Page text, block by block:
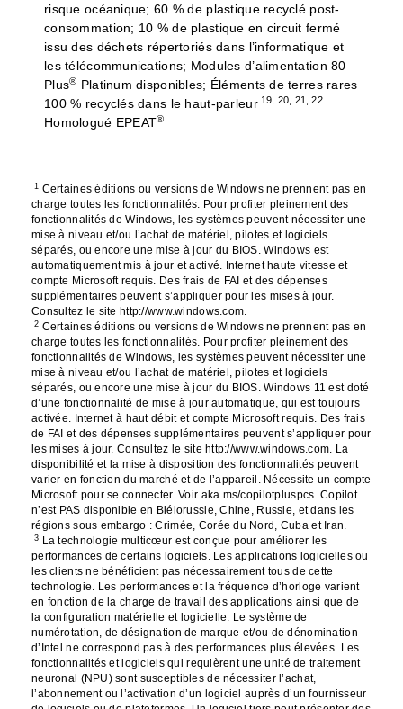
risque océanique; 60 % de plastique recyclé post-
consommation; 10 % de plastique en circuit fermé
issu des déchets répertoriés dans l’informatique et
les télécommunications; Modules d’alimentation 80
Plus® Platinum disponibles; Éléments de terres rares
100 % recyclés dans le haut-parleur 19 20 21 22
Homologué EPEAT®
1 Certaines éditions ou versions de Windows ne prennent pas en
charge toutes les fonctionnalités. Pour profiter pleinement des
fonctionnalités de Windows, les systèmes peuvent nécessiter une
mise à niveau et/ou l’achat de matériel, pilotes et logiciels
séparés, ou encore une mise à jour du BIOS. Windows est
automatiquement mis à jour et activé. Internet haute vitesse et
compte Microsoft requis. Des frais de FAI et des dépenses
supplémentaires peuvent s’appliquer pour les mises à jour.
Consultez le site http://www.windows.com.
2 Certaines éditions ou versions de Windows ne prennent pas en
charge toutes les fonctionnalités. Pour profiter pleinement des
fonctionnalités de Windows, les systèmes peuvent nécessiter une
mise à niveau et/ou l’achat de matériel, pilotes et logiciels
séparés, ou encore une mise à jour du BIOS. Windows 11 est doté
d’une fonctionnalité de mise à jour automatique, qui est toujours
activée. Internet à haut débit et compte Microsoft requis. Des frais
de FAI et des dépenses supplémentaires peuvent s’appliquer pour
les mises à jour. Consultez le site http://www.windows.com. La
disponibilité et la mise à disposition des fonctionnalités peuvent
varier en fonction du marché et de l’appareil. Nécessite un compte
Microsoft pour se connecter. Voir aka.ms/copilotpluspcs. Copilot
n’est PAS disponible en Biélorussie, Chine, Russie, et dans les
régions sous embargo : Crimée, Corée du Nord, Cuba et Iran.
3 La technologie multicœur est conçue pour améliorer les
performances de certains logiciels. Les applications logicielles ou
les clients ne bénéficient pas nécessairement tous de cette
technologie. Les performances et la fréquence d’horloge varient
en fonction de la charge de travail des applications ainsi que de
la configuration matérielle et logicielle. Le système de
numérotation, de désignation de marque et/ou de dénomination
d’Intel ne correspond pas à des performances plus élevées. Les
fonctionnalités et logiciels qui requièrent une unité de traitement
neuronal (NPU) sont susceptibles de nécessiter l’achat,
l’abonnement ou l’activation d’un logiciel auprès d’un fournisseur